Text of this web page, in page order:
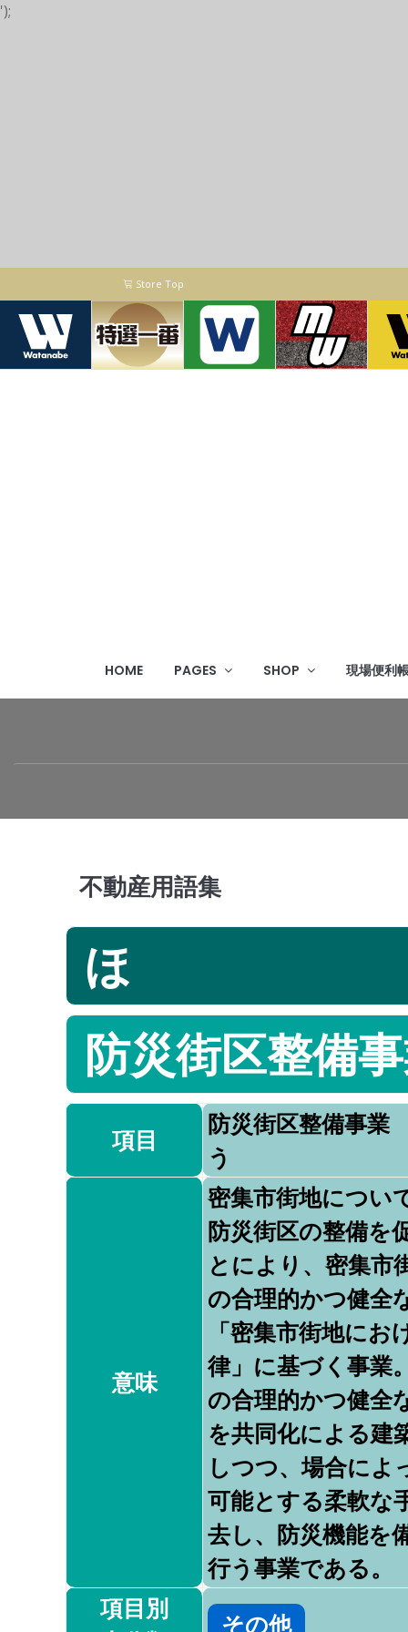
');
Store Top
HOME PAGES SHOP 現場便利
不動産用語集
ほ
防災街区整備
項目
防災街区整備事
う
意味
密集市街地につい
防災街区の整備を
とにより、密集市
の合理的かつ健全
「密集市街地に
律」に基づく事業
の合理的かつ健全
を共同化による建
しつつ、場合によ
可能とする柔軟な
去し、防災機能を
行う事業である。
項目別
その他